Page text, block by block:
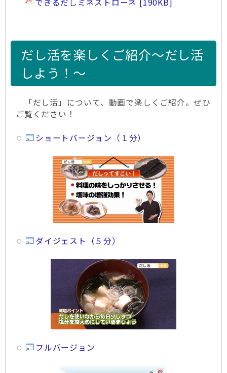
できるだしミネストローネ
190KB
だし活を楽しくご紹介～だし活
しよう！～
「だし活」について、動画で楽しくご紹介。ぜひ
ご覧ください！
ショートバージョン（１分）
ダイジェスト（５分）
フルバージョン